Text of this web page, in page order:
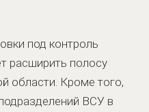
под контроль
расширить полосу
области. Кроме того,
ВСУ в